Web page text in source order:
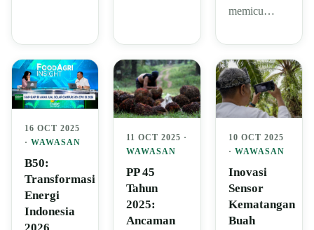
memicu…
16 OCT 2025
· WAWASAN
B50:
Transformasi
Energi
Indonesia
11 OCT 2025 ·
WAWASAN
PP 45
Tahun
2025:
Ancaman
10 OCT 2025
· WAWASAN
Inovasi
Sensor
Kematangan
Buah